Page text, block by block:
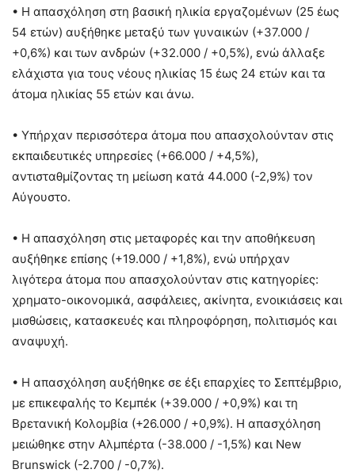
• Η απασχόληση στη βασική ηλικία εργαζομένων (25 έως
54 ετών) αυξήθηκε μεταξύ των γυναικών (+37.000 /
+0,6%) και των ανδρών (+32.000 / +0,5%), ενώ άλλαξε
ελάχιστα για τους νέους ηλικίας 15 έως 24 ετών και τα
άτομα ηλικίας 55 ετών και άνω.
• Υπήρχαν περισσότερα άτομα που απασχολούνταν στις
εκπαιδευτικές υπηρεσίες (+66.000 / +4,5%),
αντισταθμίζοντας τη μείωση κατά 44.000 (-2,9%) τον
Αύγουστο.
• Η απασχόληση στις μεταφορές και την αποθήκευση
αυξήθηκε επίσης (+19.000 / +1,8%), ενώ υπήρχαν
λιγότερα άτομα που απασχολούνταν στις κατηγορίες:
χρηματο-οικονομικά, ασφάλειες, ακίνητα, ενοικιάσεις και
μισθώσεις, κατασκευές και πληροφόρηση, πολιτισμός και
αναψυχή.
• Η απασχόληση αυξήθηκε σε έξι επαρχίες το Σεπτέμβριο,
με επικεφαλής το Κεμπέκ (+39.000 / +0,9%) και τη
Βρετανική Κολομβία (+26.000 / +0,9%). Η απασχόληση
μειώθηκε στην Αλμπέρτα (-38.000 / -1,5%) και New
Brunswick (-2.700 / -0,7%).